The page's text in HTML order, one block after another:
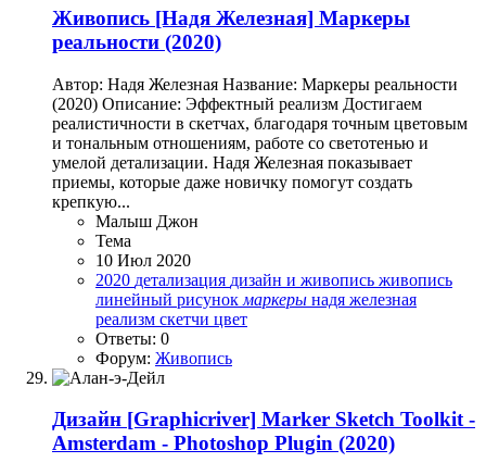
Живопись [Надя Железная] Маркеры
реальности (2020)
Автор: Надя Железная Название: Маркеры реальности
(2020) Описание: Эффектный реализм Достигаем
реалистичности в скетчах, благодаря точным цветовым
и тональным отношениям, работе со светотенью и
умелой детализации. Надя Железная показывает
приемы, которые даже новичку помогут создать
крепкую...
Малыш Джон
Тема
10 Июл 2020
2020 детализация дизайн и живопись живопись
линейный рисунок маркеры надя железная
реализм скетчи цвет
Ответы: 0
Форум: Живопись
Дизайн [Graphicriver] Marker Sketch Toolkit -
Amsterdam - Photoshop Plugin (2020)